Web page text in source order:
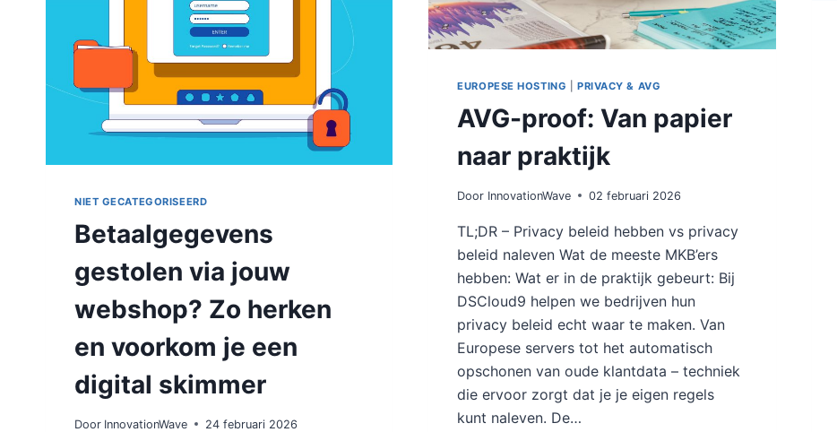
NIET GECATEGORISEERD
Betaalgegevens
gestolen via jouw
webshop? Zo herken
en voorkom je een
digital skimmer
Door InnovationWave 24 februari 2026
EUROPESE HOSTING PRIVACY & AVG
AVG-proof: Van papier
naar praktijk
Door InnovationWave 02 februari 2026
TL;DR – Privacy beleid hebben vs privacy
beleid naleven Wat de meeste MKB’ers
hebben: Wat er in de praktijk gebeurt: Bij
DSCloud9 helpen we bedrijven hun
privacy beleid echt waar te maken. Van
Europese servers tot het automatisch
opschonen van oude klantdata – techniek
die ervoor zorgt dat je je eigen regels
kunt naleven. De…